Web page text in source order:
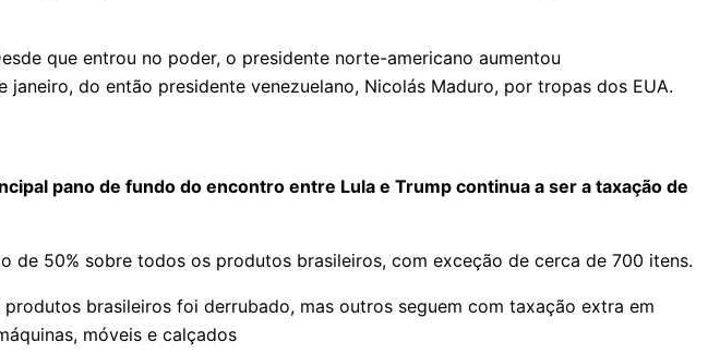
que entrou no poder, o presidente norte-americano aumentou
do então presidente venezuelano, Nicolás Maduro, por tropas dos EUA.
pano de fundo do encontro entre Lula e Trump continua a ser a taxação de
50% sobre todos os produtos brasileiros, com exceção de cerca de 700 itens.
brasileiros foi derrubado, mas outros seguem com taxação extra em
móveis e calçados